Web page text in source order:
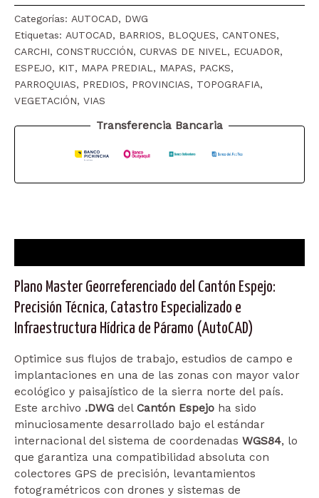
MAPA
CATASTRAL
Y
TOPOGRÁFICO
(CURVAS
DE
NIVEL)
WGS84
Categorías: AUTOCAD, DWG
Etiquetas: AUTOCAD, BARRIOS, BLOQUES, CANTONES,
CARCHI, CONSTRUCCIÓN, CURVAS DE NIVEL, ECUADOR,
ESPEJO, KIT, MAPA PREDIAL, MAPAS, PACKS,
PARROQUIAS, PREDIOS, PROVINCIAS, TOPOGRAFIA,
VEGETACIÓN, VIAS
Transferencia Bancaria
Plano Master Georreferenciado del Cantón Espejo:
Precisión Técnica, Catastro Especializado e
Infraestructura Hídrica de Páramo (AutoCAD)
Optimice sus flujos de trabajo, estudios de campo e
implantaciones en una de las zonas con mayor valor
ecológico y paisajístico de la sierra norte del país.
Este archivo .DWG del Cantón Espejo ha sido
minuciosamente desarrollado bajo el estándar
internacional del sistema de coordenadas WGS84, lo
que garantiza una compatibilidad absoluta con
colectores GPS de precisión, levantamientos
fotogramétricos con drones y sistemas de